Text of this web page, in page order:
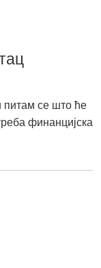
се што ће
финанцијска